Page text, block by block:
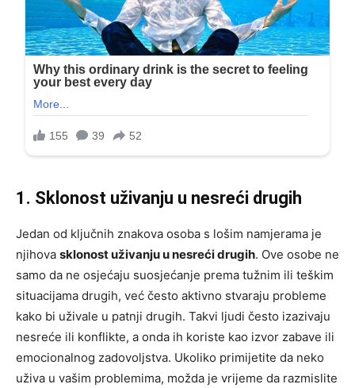
1. Sklonost uživanju u nesreći drugih
Jedan od ključnih znakova osoba s lošim namjerama je
njihova sklonost uživanju u nesreći drugih. Ove osobe ne
samo da ne osjećaju suosjećanje prema tužnim ili teškim
situacijama drugih, već često aktivno stvaraju probleme
kako bi uživale u patnji drugih. Takvi ljudi često izazivaju
nesreće ili konflikte, a onda ih koriste kao izvor zabave ili
emocionalnog zadovoljstva. Ukoliko primijetite da neko
uživa u vašim problemima, možda je vrijeme da razmislite